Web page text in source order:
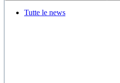
Tutte le news